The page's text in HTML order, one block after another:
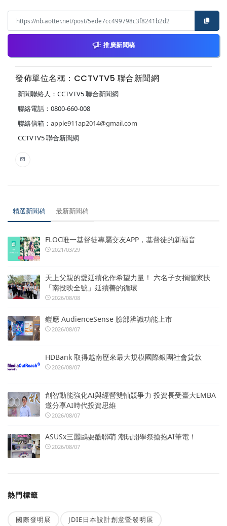
推廣新聞稿
發佈單位名稱：CCTVTV5 聯合新聞網
新聞聯絡人：CCTVTV5 聯合新聞網
聯絡電話：0800-660-008
聯絡信箱： apple911ap2014@gmail.com
CCTVTV5 聯合新聞網
精選新聞稿 最新新聞稿
FLOC唯一基督徒專屬交友APP，基督徒的新福音
2021/03/29
天上父親的愛延續化作希望力量！ 六名子女捐贈家扶
「南投映全號」延續善的循環
2026/08/08
鎧應 AudienceSense 臉部辨識功能上市
2026/08/07
HDBank 取得越南歷來最大規模國際銀團社會貸款
2026/08/07
創智動能強化AI與經營雙軸競爭力 投資長受臺大EMBA
邀分享AI時代投資思維
2026/08/07
ASUSx三麗鷗耍酷聯萌 潮玩開學祭搶抱AI筆電！
2026/08/07
熱門標籤
國際發明展 JDIE日本設計創意暨發明展